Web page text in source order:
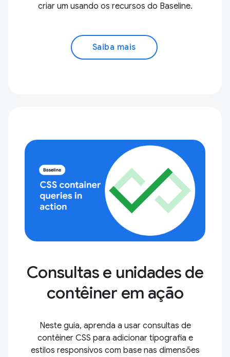
criar um usando os recursos do Baseline.
Saiba mais
Consultas e unidades de
contêiner em ação
Neste guia, aprenda a usar consultas de
contêiner CSS para adicionar tipografia e
estilos responsivos com base nas dimensões